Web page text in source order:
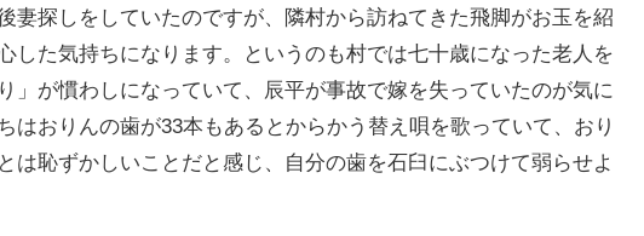
妻探しをしていたのですが、隣村から訪ねてきた飛脚がお玉を紹
した気持ちになります。というのも村では七十歳になった老人を
」が慣わしになっていて、辰平が事故で嫁を失っていたのが気に
はおりんの歯が33本もあるとからかう替え唄を歌っていて、おり
は恥ずかしいことだと感じ、自分の歯を石臼にぶつけて弱らせよ